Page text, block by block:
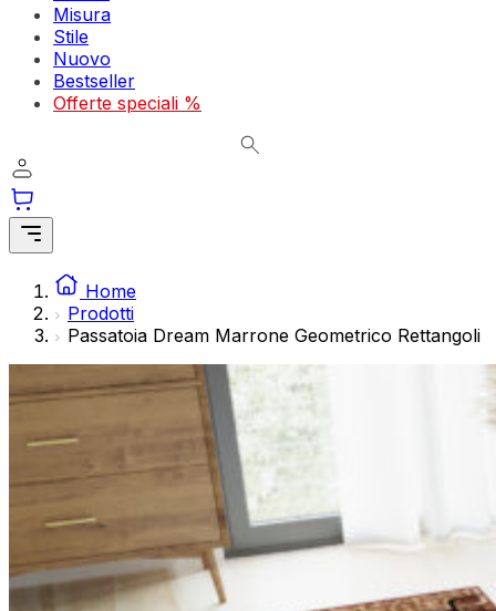
Misura
Stile
Nuovo
Bestseller
Offerte speciali %
Home
Prodotti
Passatoia Dream Marrone Geometrico Rettangoli
Statistica
I cookie statistici aiutano i proprietari dei siti web a
Non classificati